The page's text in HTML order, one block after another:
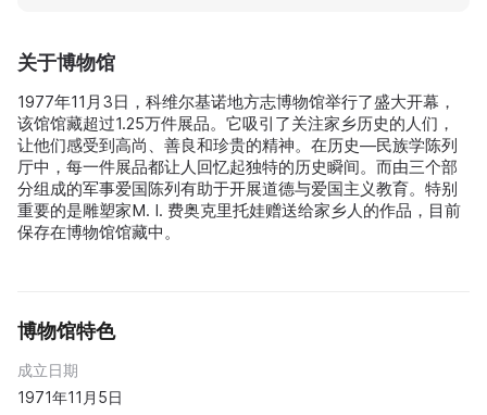
关于博物馆
1977年11月3日，科维尔基诺地方志博物馆举行了盛大开幕，
该馆馆藏超过1.25万件展品。它吸引了关注家乡历史的人们，
让他们感受到高尚、善良和珍贵的精神。在历史—民族学陈列
厅中，每一件展品都让人回忆起独特的历史瞬间。而由三个部
分组成的军事爱国陈列有助于开展道德与爱国主义教育。特别
重要的是雕塑家M. I. 费奥克里托娃赠送给家乡人的作品，目前
保存在博物馆馆藏中。
博物馆特色
成立日期
1971年11月5日